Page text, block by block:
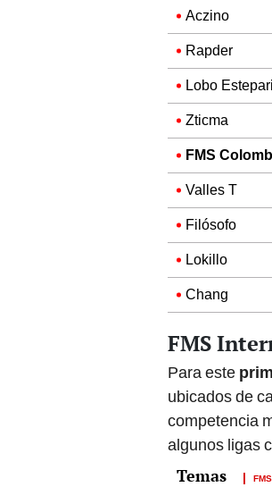
Aczino
Rapder
Lobo
Zticma
FMS
Valles T
Filósofo
Lokillo
Chang
FMS
Para este
ubicados de
competencia
algunos ligas